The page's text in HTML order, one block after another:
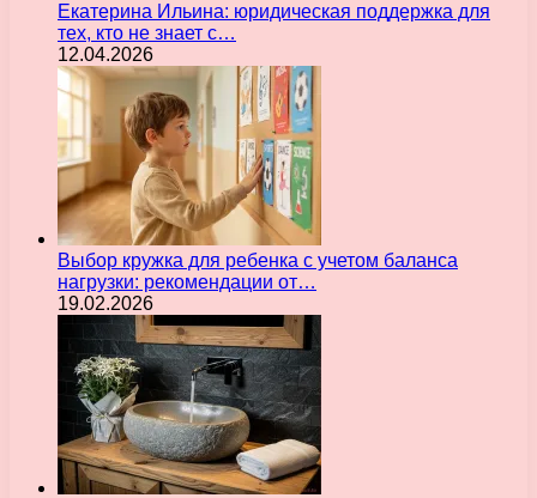
Екатерина Ильина: юридическая поддержка для
тех, кто не знает с…
12.04.2026
Выбор кружка для ребенка с учетом баланса
нагрузки: рекомендации от…
19.02.2026